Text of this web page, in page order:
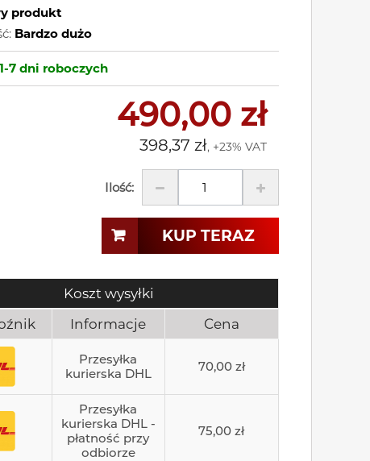
produkt
Bardzo dużo
1-7 dni roboczych
490,00 zł
398,37 zł, +23% VAT
Ilość:
KUP TERAZ
Koszt wysyłki
Informacje Cena
Przesyłka
kurierska DHL
70,00 zł
Przesyłka
kurierska DHL -
płatność przy
odbiorze
75,00 zł